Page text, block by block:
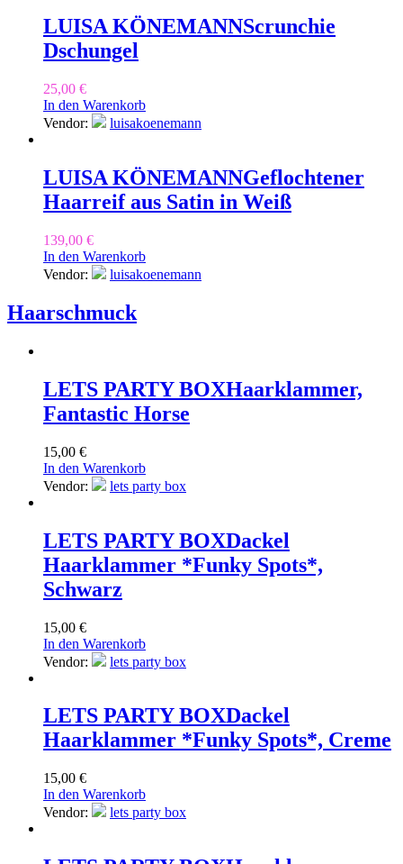
LUISA KÖNEMANNScrunchie
Dschungel
25,00 €
In den Warenkorb
Vendor:
luisakoenemann
LUISA KÖNEMANNGeflochtener
Haarreif aus Satin in Weiß
139,00 €
In den Warenkorb
Vendor:
luisakoenemann
Haarschmuck
LETS PARTY BOXHaarklammer,
Fantastic Horse
15,00 €
In den Warenkorb
Vendor:
lets party box
LETS PARTY BOXDackel
Haarklammer *Funky Spots*,
Schwarz
15,00 €
In den Warenkorb
Vendor:
lets party box
LETS PARTY BOXDackel
Haarklammer *Funky Spots*, Creme
15,00 €
In den Warenkorb
Vendor:
lets party box